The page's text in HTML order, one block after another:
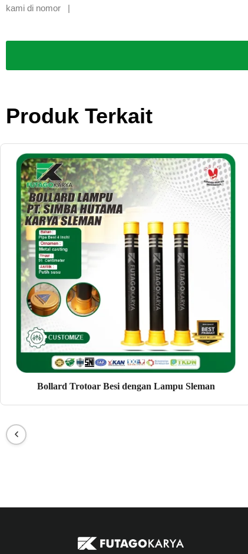
kami di nomor |
Produk Terkait
Bollard Trotoar Besi dengan Lampu Sleman